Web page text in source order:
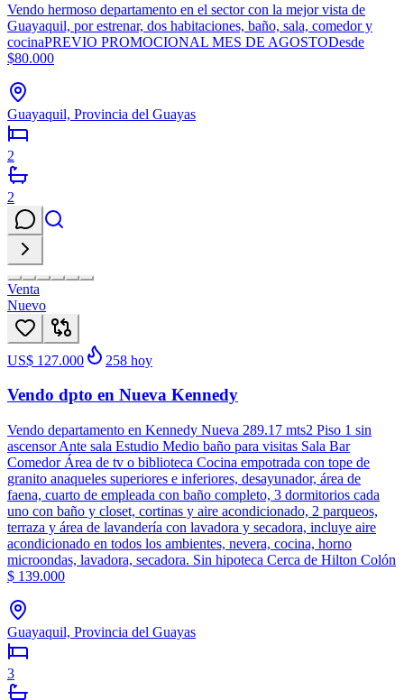
Vendo hermoso departamento en el sector con la mejor vista de
Guayaquil, por estrenar, dos habitaciones, baño, sala, comedor y
cocinaPREVIO PROMOCIONAL MES DE AGOSTODesde
$80.000
Guayaquil, Provincia del Guayas
2
2
Venta
Nuevo
US$ 127.000 258 hoy
Vendo dpto en Nueva Kennedy
Vendo departamento en Kennedy Nueva 289.17 mts2 Piso 1 sin
ascensor Ante sala Estudio Medio baño para visitas Sala Bar
Comedor Área de tv o biblioteca Cocina empotrada con tope de
granito anaqueles superiores e inferiores, desayunador, área de
faena, cuarto de empleada con baño completo, 3 dormitorios cada
uno con baño y closet, cortinas y aire acondicionado, 2 parqueos,
terraza y área de lavandería con lavadora y secadora, incluye aire
acondicionado en todos los ambientes, nevera, cocina, horno
microondas, lavadora, secadora. Sin hipoteca Cerca de Hilton Colón
$ 139.000
Guayaquil, Provincia del Guayas
3